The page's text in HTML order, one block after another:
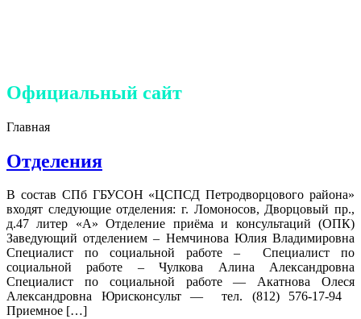
Официальный сайт
Главная
Отделения
В состав СПб ГБУСОН «ЦСПСД Петродворцового района»
входят следующие отделения: г. Ломоносов, Дворцовый пр.,
д.47 литер «А» Отделение приёма и консультаций (ОПК)
Заведующий отделением – Немчинова Юлия Владимировна
Специалист по социальной работе – Специалист по
социальной работе – Чулкова Алина Александровна
Специалист по социальной работе — Акатнова Олеся
Александровна Юрисконсульт — тел. (812) 576-17-94
Приемное […]